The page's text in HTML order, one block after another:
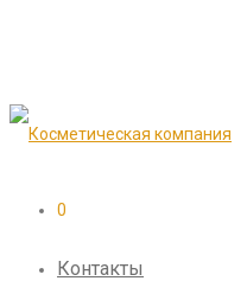
0
Контакты